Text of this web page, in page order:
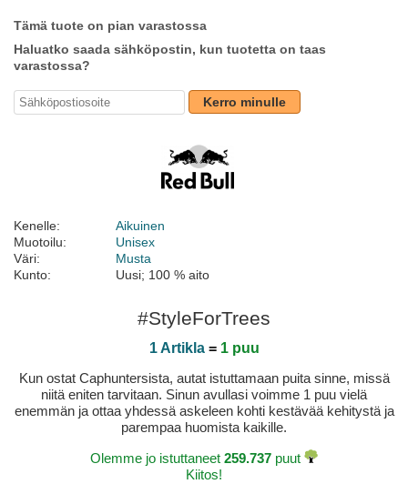
Tämä tuote on pian varastossa
Haluatko saada sähköpostin, kun tuotetta on taas
varastossa?
Kerro minulle
Kenelle:
Aikuinen
Muotoilu:
Unisex
Väri:
Musta
Kunto:
Uusi; 100 % aito
#StyleForTrees
1 Artikla= 1 puu
Kun ostat Caphuntersista, autat istuttamaan puita sinne, missä
niitä eniten tarvitaan. Sinun avullasi voimme 1 puu vielä
enemmän ja ottaa yhdessä askeleen kohti kestävää kehitystä ja
parempaa huomista kaikille.
Olemme jo istuttaneet 259.737 puut
Kiitos!